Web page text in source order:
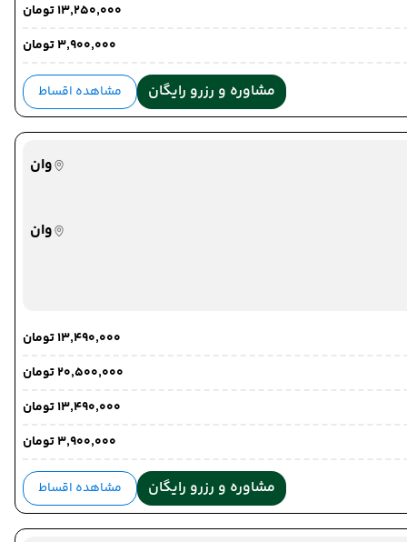
۱۳٬۲۵۰٬۰۰۰ تومان
۳٬۹۰۰٬۰۰۰ تومان
مشاوره و رزرو رایگان مشاهده اقساط
وان
وان
۱۳٬۴۹۰٬۰۰۰ تومان
۲۰٬۵۰۰٬۰۰۰ تومان
۱۳٬۴۹۰٬۰۰۰ تومان
۳٬۹۰۰٬۰۰۰ تومان
مشاوره و رزرو رایگان مشاهده اقساط